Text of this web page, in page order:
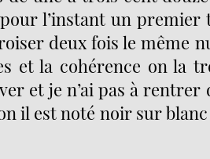
l’instant un
deux fois le même
et la cohérence on la
et je n’ai pas à rentrer
il est noté noir sur